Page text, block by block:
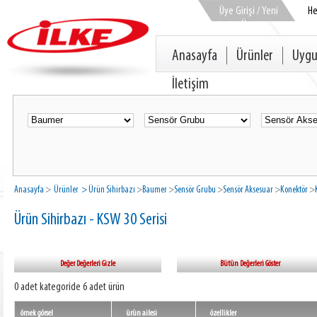
Üye Girişi / Yeni
Üye
Anasayfa Ürünler
İletişim
Anasayfa > Ürünler > Ürün Sihirbazı >Baumer >Sensör Grubu >Sensör Aksesuar >Konektör >
Ürün Sihirbazı - KSW 30 Serisi
Değer Değerleri Gizle Bütün Değerleri Göster
0 adet kategoride 6 adet ürün
örnek görsel ürün ailesi özellikler